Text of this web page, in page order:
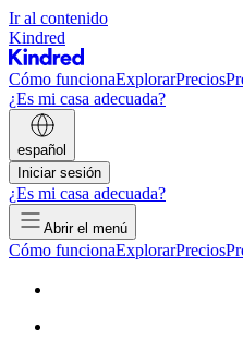
Ir al contenido
Kindred
Cómo funcionaExplorarPrecios
¿Es mi casa adecuada?
español
Iniciar sesión
¿Es mi casa adecuada?
Abrir el menú
Cómo funcionaExplorarPrecios